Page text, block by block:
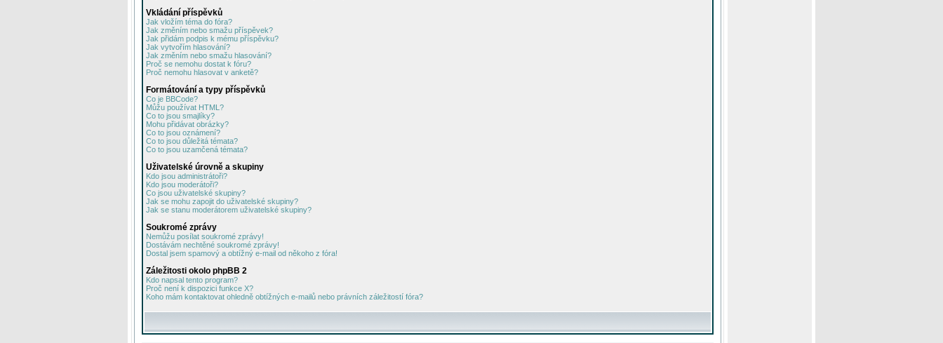
Vkládání příspěvků
Jak vložím téma do fóra?
Jak změním nebo smažu příspěvek?
Jak přidám podpis k mému příspěvku?
Jak vytvořím hlasování?
Jak změním nebo smažu hlasování?
Proč se nemohu dostat k fóru?
Proč nemohu hlasovat v anketě?
Formátování a typy příspěvků
Co je BBCode?
Můžu používat HTML?
Co to jsou smajlíky?
Mohu přidávat obrázky?
Co to jsou oznámení?
Co to jsou důležitá témata?
Co to jsou uzamčená témata?
Uživatelské úrovně a skupiny
Kdo jsou administrátoři?
Kdo jsou moderátoři?
Co jsou uživatelské skupiny?
Jak se mohu zapojit do uživatelské skupiny?
Jak se stanu moderátorem uživatelské skupiny?
Soukromé zprávy
Nemůžu posílat soukromé zprávy!
Dostávám nechtěné soukromé zprávy!
Dostal jsem spamový a obtížný e-mail od někoho z fóra!
Záležitosti okolo phpBB 2
Kdo napsal tento program?
Proč není k dispozici funkce X?
Koho mám kontaktovat ohledně obtížných e-mailů nebo právních záležitostí fóra?